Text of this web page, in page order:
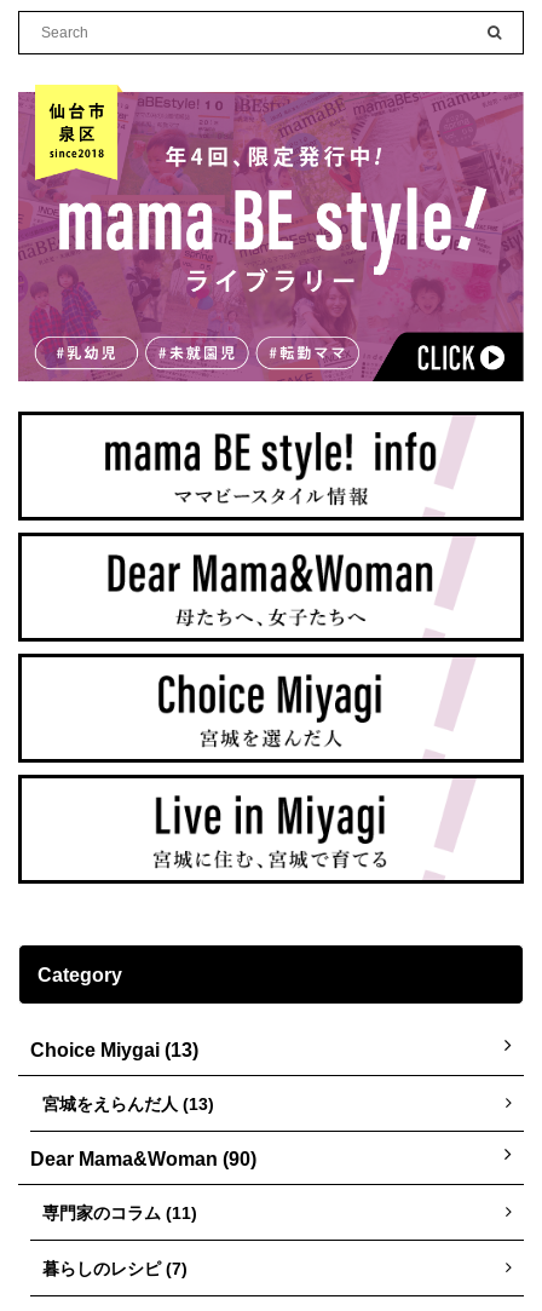
Category
Choice Miygai (13)
宮城をえらんだ人 (13)
Dear Mama&Woman (90)
専門家のコラム (11)
暮らしのレシピ (7)